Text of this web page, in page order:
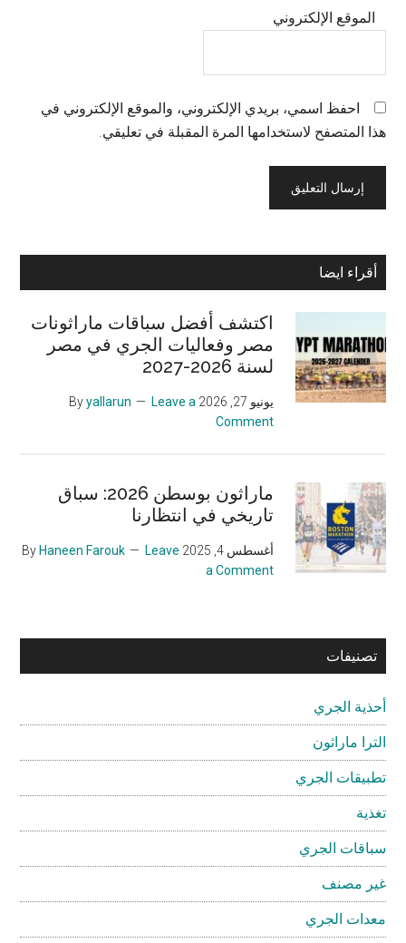
الموقع الإلكتروني
احفظ اسمي، بريدي الإلكتروني، والموقع الإلكتروني في
هذا المتصفح لاستخدامها المرة المقبلة في تعليقي.
Primary
أقراء ايضا
اكتشف أفضل سباقات ماراثونات
مصر وفعاليات الجري في مصر
لسنة 2026-2027
يونيو 27, 2026 yallarun
Leave a
Comment
ماراثون بوسطن 2026: سباق
تاريخي في انتظارنا
أغسطس 4, 2025 Haneen Farouk
Leave
a Comment
تصنيفات
أحذية الجري
الترا ماراثون
تطبيقات الجري
تغذية
سباقات الجري
غير مصنف
معدات الجري